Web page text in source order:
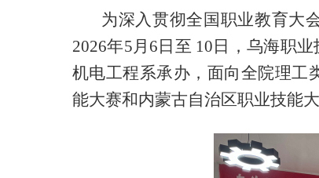
为深入贯彻全国职业教育大
2026年5月6日至 10日，乌海职
机电工程系承办，面向全院理工
能大赛和内蒙古自治区职业技能